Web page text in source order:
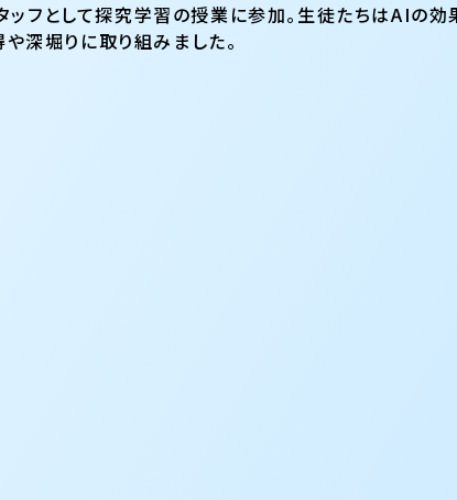
ッフとして探究学習の授業に参加。生徒たちはAIの
深堀りに取り組みました。